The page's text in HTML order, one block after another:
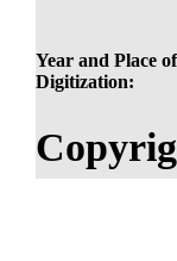
Year and Place of
Digitization: